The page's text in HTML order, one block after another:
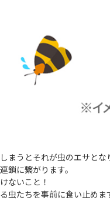
まうとそれが虫のエサと
鎖に繋がります。
ないこと！
虫たちを事前に食い止めま